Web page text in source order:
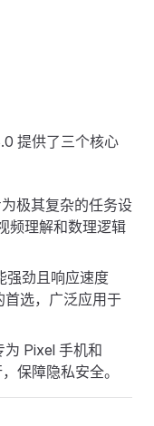
提供了三个核心
极其复杂的任务设
频理解和数理逻辑
强劲且响应速度
选，广泛应用于
为 Pixel 手机和
保障隐私安全。